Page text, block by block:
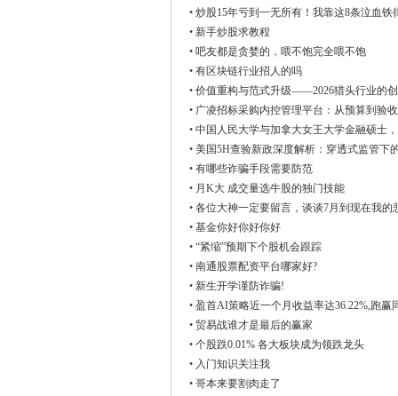
• 炒股15年亏到一无所有！我靠这8条泣血
• 新手炒股求教程
• 吧友都是贪婪的，喂不饱完全喂不饱
• 有区块链行业招人的吗
• 价值重构与范式升级——2026猎头行业的
• 广凌招标采购内控管理平台：从预算到验
• 中国人民大学与加拿大女王大学金融硕士
• 美国5H查验新政深度解析：穿透式监管下
• 有哪些诈骗手段需要防范
• 月K大 成交量选牛股的独门技能
• 各位大神一定要留言，谈谈7月到现在我的
• 基金你好你好你好
• “紧缩”预期下个股机会跟踪
• 南通股票配资平台哪家好?
• 新生开学谨防诈骗!
• 盈首AI策略近一个月收益率达36.22%,跑赢
• 贸易战谁才是最后的赢家
• 个股跌0.01% 各大板块成为领跌龙头
• 入门知识关注我
• 哥本来要割肉走了